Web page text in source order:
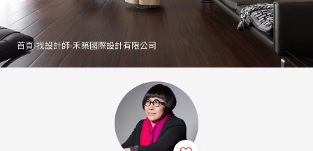
首頁›找設計師›禾築國際設計有限公司